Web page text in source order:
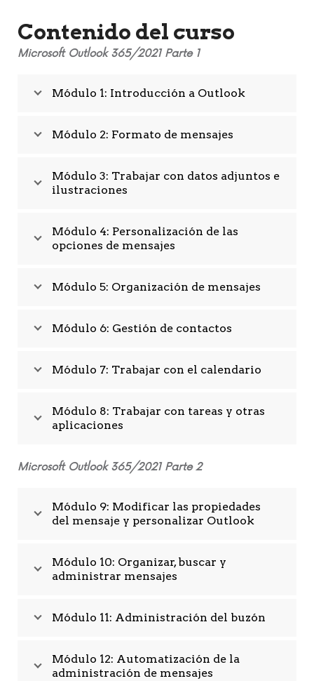
Contenido del curso
Microsoft Outlook 365/2021 Parte 1
Módulo 1: Introducción a Outlook
Módulo 2: Formato de mensajes
Módulo 3: Trabajar con datos adjuntos e
ilustraciones
Módulo 4: Personalización de las
opciones de mensajes
Módulo 5: Organización de mensajes
Módulo 6: Gestión de contactos
Módulo 7: Trabajar con el calendario
Módulo 8: Trabajar con tareas y otras
aplicaciones
Microsoft Outlook 365/2021 Parte 2
Módulo 9: Modificar las propiedades
del mensaje y personalizar Outlook
Módulo 10: Organizar, buscar y
administrar mensajes
Módulo 11: Administración del buzón
Módulo 12: Automatización de la
administración de mensajes